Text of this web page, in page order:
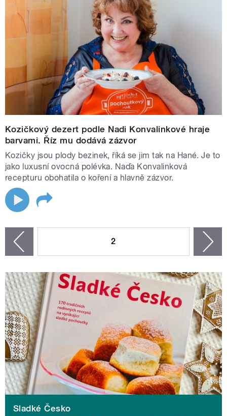
Kozičkový dezert podle Nadi Konvalinkové hraje
barvami. Říz mu dodává zázvor
Kozičky jsou plody bezinek, říká se jim tak na Hané. Je to
jako luxusní ovocná polévka. Naďa Konvalinková
recepturu obohatila o koření a hlavně zázvor.
2
Sladké Česko